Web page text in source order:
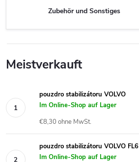
Zubehör und Sonstiges
Meistverkauft
pouzdro stabilizátoru VOLVO
Im Online-Shop auf Lager
€8,30 ohne MwSt.
pouzdro stabilizátoru VOLVO FL6
Im Online-Shop auf Lager